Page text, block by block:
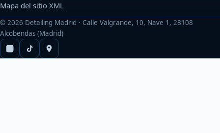
Mapa del sitio XML
© 2026 Detailing Madrid · Calle Valgrande, 10, Nave 1, 28108
Alcobendas (Madrid)